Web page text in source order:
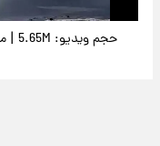
حجم ویدیو: 5.65M |